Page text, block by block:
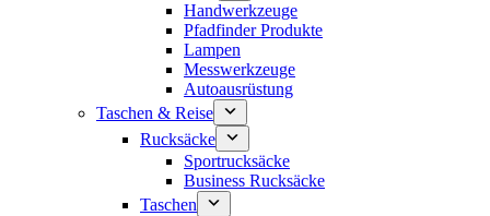
Handwerkzeuge
Pfadfinder Produkte
Lampen
Messwerkzeuge
Autoausrüstung
Taschen & Reise
Rucksäcke
Sportrucksäcke
Business Rucksäcke
Taschen